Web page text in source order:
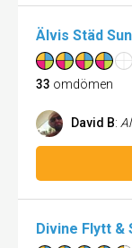
Älvis Städ
33 omdömen
David B: Alltid
Divine Flytt &